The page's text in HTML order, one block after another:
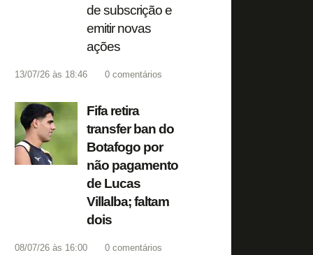
de subscrição e
emitir novas
ações
13/07/26 às 18:46 0 comentários
Fifa retira
transfer ban do
Botafogo por
não pagamento
de Lucas
Villalba; faltam
dois
08/07/26 às 16:00 0 comentários